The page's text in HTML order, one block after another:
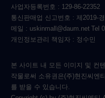
사업자등록번호 : 129-86-22352
통신판매업 신고번호 : 제2019-
메일 : uskinmall@daum.net Tel
개인정보관리 책임자 : 정수민
본 사이트 내 모든 이미지 및 컨
작물로써 소유권은(주)현진씨엔
를 받을 수 있습니다.